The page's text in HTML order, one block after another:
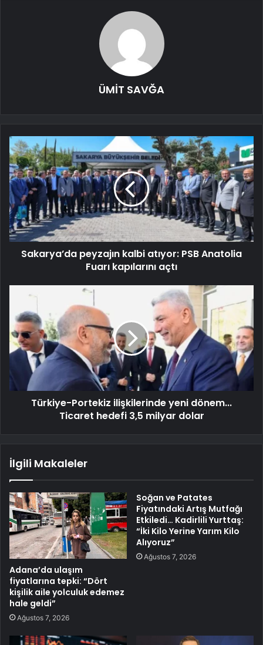
ÜMİT SAVĞA
Sakarya’da peyzajın kalbi atıyor: PSB Anatolia
Fuarı kapılarını açtı
Türkiye-Portekiz ilişkilerinde yeni dönem...
Ticaret hedefi 3,5 milyar dolar
İlgili Makaleler
Adana’da ulaşım
fiyatlarına tepki: “Dört
kişilik aile yolculuk edemez
hale geldi”
Ağustos 7, 2026
Soğan ve Patates
Fiyatındaki Artış Mutfağı
Etkiledi… Kadirlili Yurttaş:
“İki Kilo Yerine Yarım Kilo
Alıyoruz”
Ağustos 7, 2026